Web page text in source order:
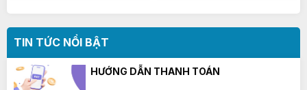
TIN TỨC NỔI BẬT
HƯỚNG DẪN THANH TOÁN